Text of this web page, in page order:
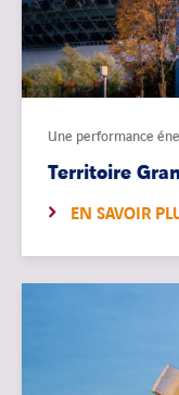
Une performance
Territoire
EN SAVOIR